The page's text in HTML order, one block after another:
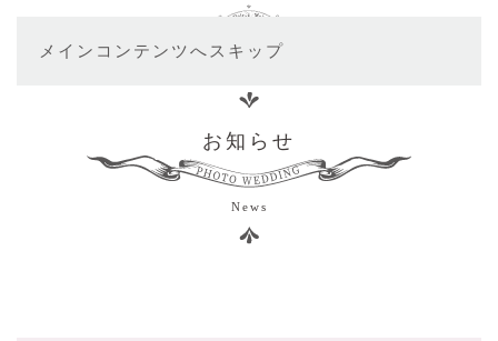
メインコンテンツへスキップ
お知らせ
News